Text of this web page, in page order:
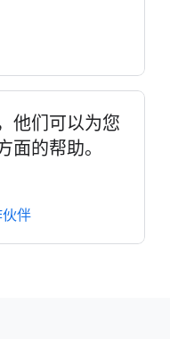
他们可以为您
面的帮助。
伴